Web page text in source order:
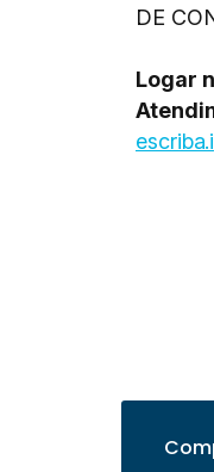
DE
Logar